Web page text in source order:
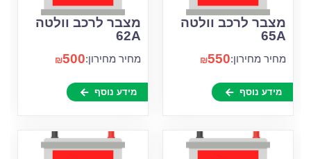
מצבר לרכב וולטה
65A
מחיר מחירון: ₪550
מידע נוסף
מצבר לרכב וולטה
62A
מחיר מחירון: ₪500
מידע נוסף